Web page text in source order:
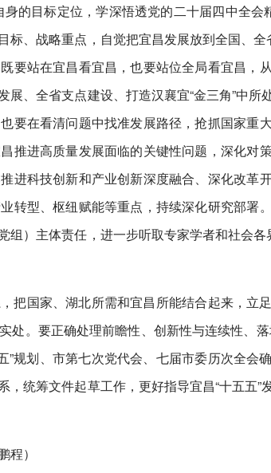
的目标定位，学深悟透党的二十届四中全会
、战略重点，自觉把宜昌发展放到全国、全
要站在宜昌看宜昌，也要站位全局看宜昌，
、全省支点建设、打造汉襄宜“金三角”中所
要在看清问题中找准发展路径，抢抓国家重
推进高质量发展面临的关键性问题，深化对
进科技创新和产业创新深度融合、深化改革
转型、枢纽赋能等重点，持续深化研究部署
）主体责任，进一步听取专家学者和社会各
把国家、湖北所需和宜昌所能结合起来，立
处。要正确处理前瞻性、创新性与连续性、
”规划、市第七次党代会、七届市委历次全会
统筹文件起草工作，更好指导宜昌“十五五”
）